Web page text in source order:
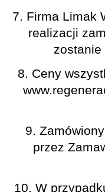
7. Firma Limak
realizacji
zostanie
8. Ceny
9.
przez
10. W